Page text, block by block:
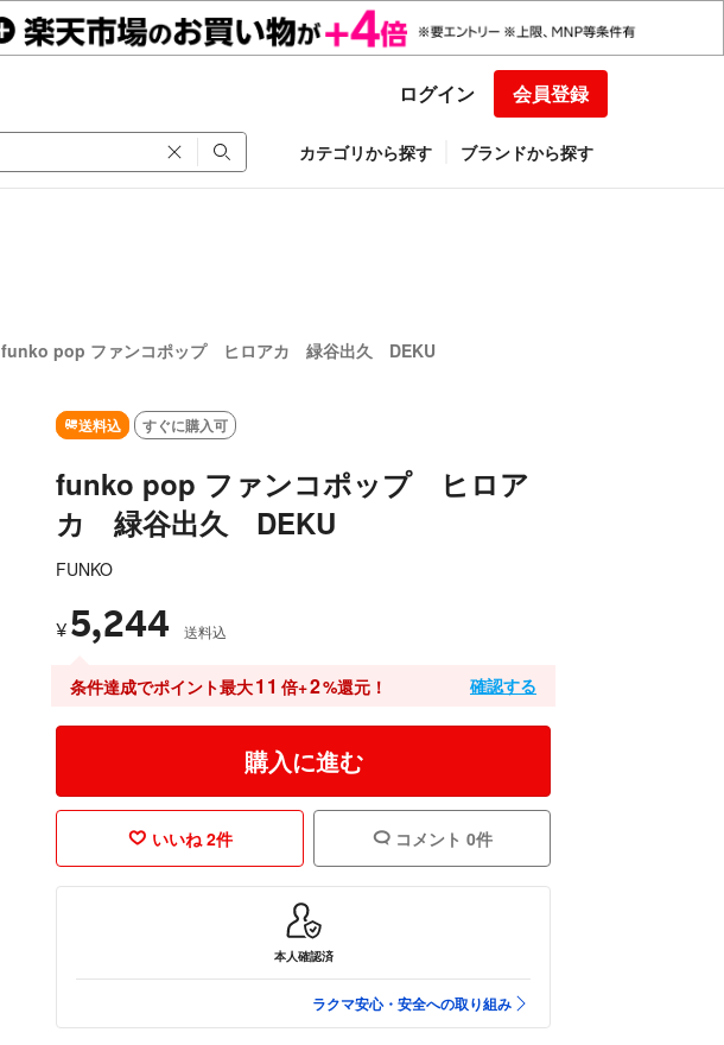
ログイン 会員登録
カテゴリから探す ブランドから探す
funko pop ファンコポップ ヒロアカ 緑谷出久 DEKU
送料込 すぐに購入可
funko pop ファンコポップ ヒロア
カ 緑谷出久 DEKU
FUNKO
¥ 5,244 送料込
条件達成でポイント最大11 倍+2%還元！ 確認する
購入に進む
いいね 2件 コメント 0件
本人確認済
ラクマ安心・安全への取り組み